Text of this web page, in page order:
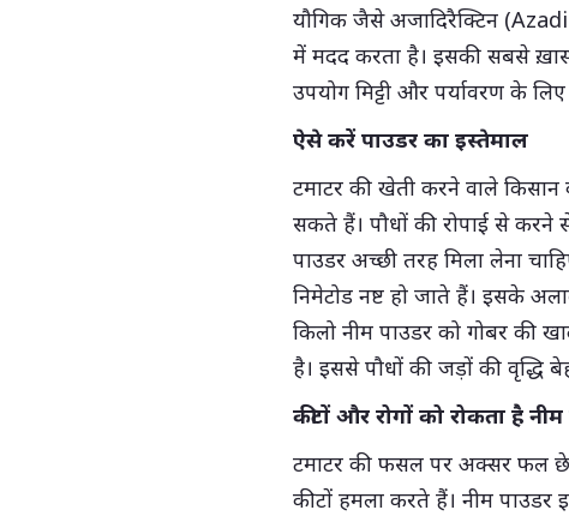
यौगिक जैसे अजादिरैक्टिन
में मदद करता है। इसकी सबसे
उपयोग मिट्टी और पर्यावरण के लिए
ऐसे करें पाउडर का इस्तेमाल
टमाटर की खेती करने वाले
सकते हैं। पौधों की रोपाई से करने
पाउडर अच्छी तरह मिला लेना
निमेटोड नष्ट हो जाते हैं। इसके
किलो नीम पाउडर को गोबर की
है। इससे पौधों की जड़ों की
कीटों और रोगों को रोकता है
टमाटर की फसल पर अक्सर फल
कीटों हमला करते हैं। नीम